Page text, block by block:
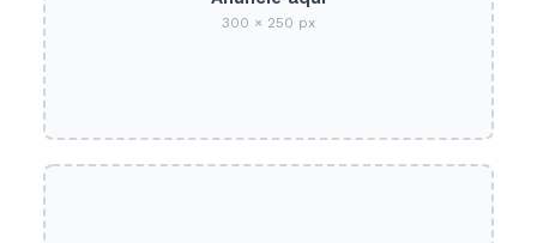
300 × 250 px